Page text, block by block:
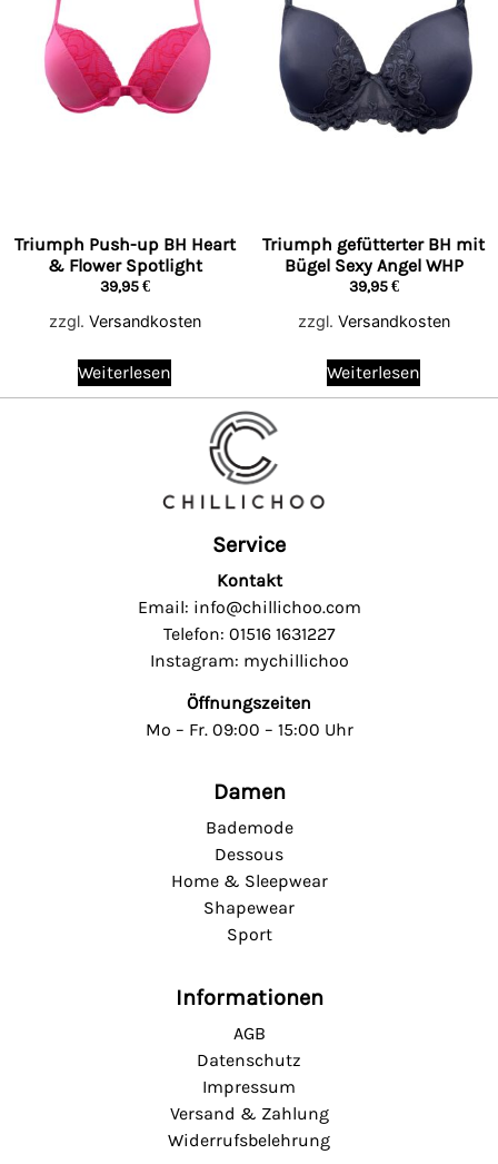
Triumph Push-up BH Heart
& Flower Spotlight
39,95€
zzgl. Versandkosten
Weiterlesen
Triumph gefütterter BH mit
Bügel Sexy Angel WHP
39,95€
zzgl. Versandkosten
Weiterlesen
Service
Kontakt
Email: info@chillichoo.com
Telefon: 01516 1631227
Instagram: mychillichoo
Öffnungszeiten
Mo – Fr. 09:00 – 15:00 Uhr
Damen
Bademode
Dessous
Home & Sleepwear
Shapewear
Sport
Informationen
AGB
Datenschutz
Impressum
Versand & Zahlung
Widerrufsbelehrung